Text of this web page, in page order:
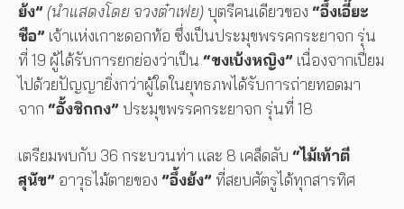
ย้ง” (นำแสดงโดย จวงต๋าเฟย) บุตรีคนเดียวของ “อึ้งเอี๊ยะ
ซือ” เจ้าแห่งเกาะดอกท้อ ซึ่งเป็นประมุขพรรคกระยาจก รุ่น
ที่ 19 ผู้ได้รับการยกย่องว่าเป็น “ขงเบ้งหญิง” เนื่องจากเปี่ยม
ไปด้วยปัญญายิ่งกว่าผู้ใดในยุทธภพได้รับการถ่ายทอดมา
จาก “อั้งชิกกง” ประมุขพรรคกระยาจก รุ่นที่ 18
เตรียมพบกับ 36 กระบวนท่า และ 8 เคล็ดลับ “ไม้เท้าตี
สุนัข” อาวุธไม้ตายของ ”อึ้งย้ง” ที่สยบศัตรูได้ทุกสารทิศ